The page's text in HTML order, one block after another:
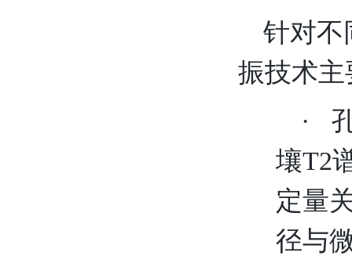
针对不
振技术
·
壤T2
定量
径与